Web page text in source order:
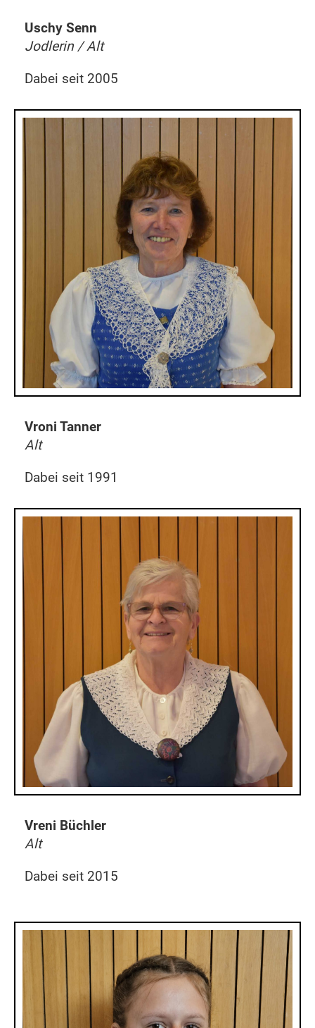
Uschy Senn
Jodlerin / Alt
Dabei seit 2005
Vroni Tanner
Alt
Dabei seit 1991
Vreni Büchler
Alt
Dabei seit 2015